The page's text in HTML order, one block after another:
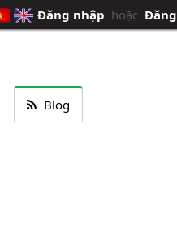
Đăng nhập hoặc
Blog